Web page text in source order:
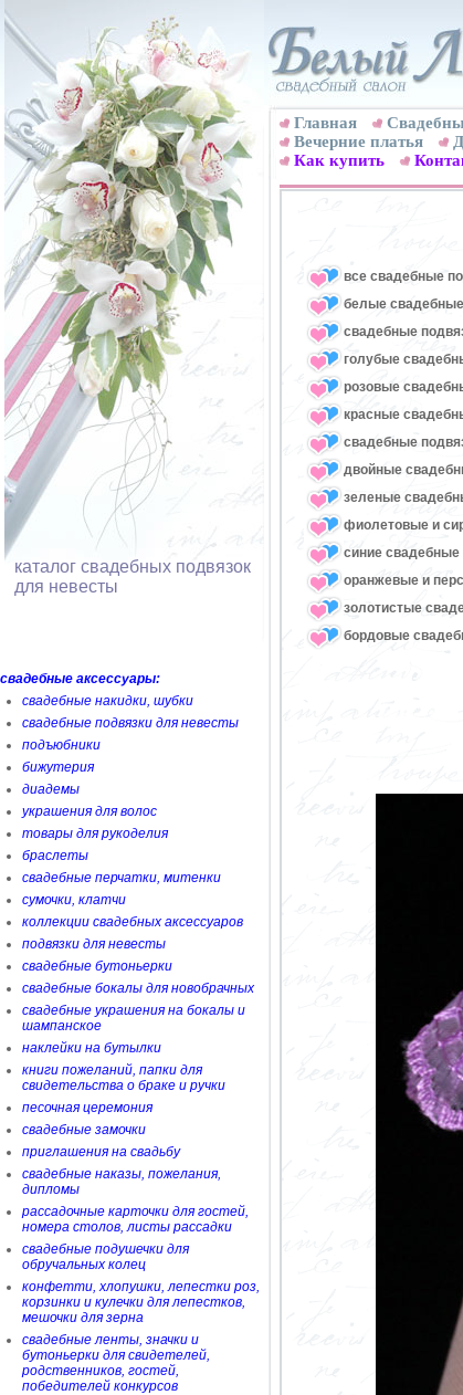
каталог свадебных подвязок
для невесты
свадебные аксессуары:
свадебные накидки, шубки
свадебные подвязки для невесты
подъюбники
бижутерия
диадемы
украшения для волос
товары для рукоделия
браслеты
свадебные перчатки, митенки
сумочки, клатчи
коллекции свадебных аксессуаров
подвязки для невесты
свадебные бутоньерки
свадебные бокалы для новобрачных
свадебные украшения на бокалы и
шампанское
наклейки на бутылки
книги пожеланий, папки для
свидетельства о браке и ручки
песочная церемония
свадебные замочки
приглашения на свадьбу
свадебные наказы, пожелания,
дипломы
рассадочные карточки для гостей,
номера столов, листы рассадки
свадебные подушечки для
обручальных колец
конфетти, хлопушки, лепестки роз,
корзинки и кулечки для лепестков,
мешочки для зерна
свадебные ленты, значки и
бутоньерки для свидетелей,
родственников, гостей,
победителей конкурсов
Главная
Вечерние платья
Как купить
все свадебные
белые
свадебные
голубые
розовые
красные
свадебные
двойные
зеленые
фиолетовые и
синие
оранжевые и
золотистые
бордовые